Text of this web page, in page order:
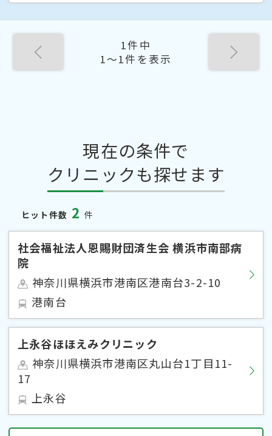
1件中
1〜1件を表示
現在の条件で
クリニックも探せます
ヒット件数 2 件
社会福祉法人恩賜財団済生会 横浜市南部病
院
神奈川県横浜市港南区港南台3-2-10
港南台
上永谷ほほえみクリニック
神奈川県横浜市港南区丸山台1丁目11-
17
上永谷